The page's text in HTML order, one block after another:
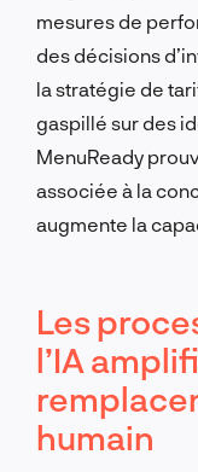
mesures de
des décisions
la stratégie de
gaspillé sur des
MenuReady
associée à la
augmente la
Les
l’IA
humain